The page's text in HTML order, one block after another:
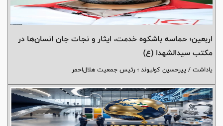
اربعین؛ حماسه باشکوه خدمت، ایثار و نجات جان انسان‌ها در
مکتب سیدالشهدا (ع)
یاداشت / پیرحسین کولیوند ؛ رئیس جمعیت هلال‌احمر